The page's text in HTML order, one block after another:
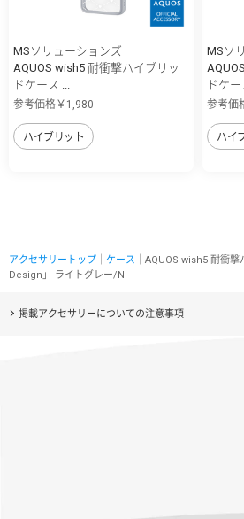
MSソリューションズ
AQUOS wish5 耐衝撃ハイブリッ
ドケース ...
参考価格￥1,980
ハイブリット
MSソ
ドケー
参考価
ハイ
アクセサリートップ ケース ｜AQUOS wish5 耐衝
Design」 ライトグレー/N
掲載アクセサリーについての注意事項